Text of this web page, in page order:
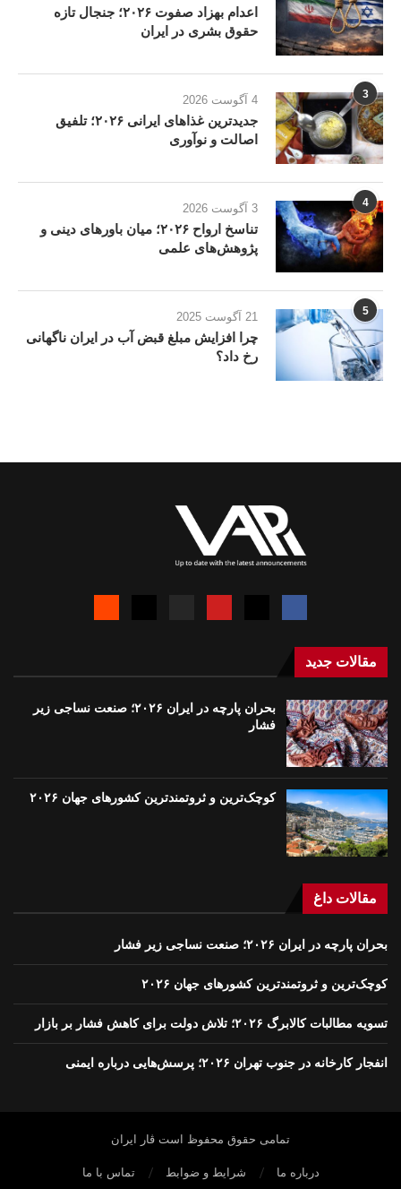
اعدام بهزاد صفوت ۲۰۲۶؛ جنجال تازه
حقوق بشری در ایران
3 4 آگوست 2026
جدیدترین غذاهای ایرانی ۲۰۲۶؛ تلفیق
اصالت و نوآوری
4 3 آگوست 2026
تناسخ ارواح ۲۰۲۶؛ میان باورهای دینی و
پژوهش‌های علمی
5 21 آگوست 2025
چرا افزایش مبلغ قبض آب در ایران ناگهانی
رخ داد؟
مقالات جدید
بحران پارچه در ایران ۲۰۲۶؛ صنعت نساجی زیر
فشار
کوچک‌ترین و ثروتمندترین کشورهای جهان ۲۰۲۶
مقالات داغ
بحران پارچه در ایران ۲۰۲۶؛ صنعت نساجی زیر فشار
کوچک‌ترین و ثروتمندترین کشورهای جهان ۲۰۲۶
تسویه مطالبات کالابرگ ۲۰۲۶؛ تلاش دولت برای کاهش فشار بر بازار
انفجار کارخانه در جنوب تهران ۲۰۲۶؛ پرسش‌هایی درباره ایمنی
تمامی حقوق محفوظ است ڤار ايران
درباره ما شرایط و ضوابط تماس با ما